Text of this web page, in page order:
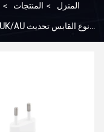
المنزل > المنتجات >